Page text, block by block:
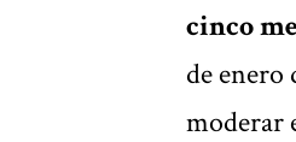
cinco
de enero
moderar